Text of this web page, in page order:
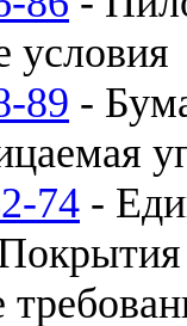
условия
89 -
74 -